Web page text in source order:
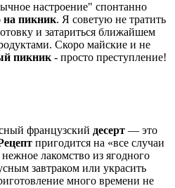
настроение" спонтанно
на пикник. Я советую не тратить
и затариться ближайшем
Скоро майские и не
пикник - просто преступление!
французский десерт — это
пригодится на «все случаи
лакомство из ягодного
завтраком или украсить
много времени не